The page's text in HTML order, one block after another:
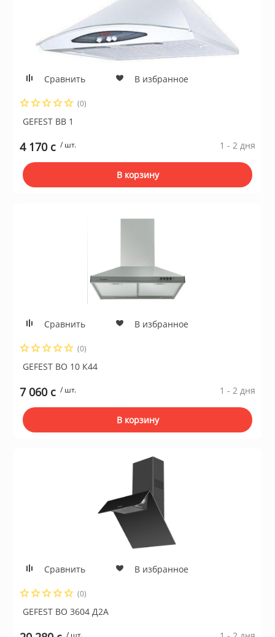
Сравнить В избранное
(0)
GEFEST ВВ 1
4 170 c / шт. 1 - 2 дня
В корзину
Сравнить В избранное
(0)
GEFEST ВО 10 К44
7 060 c / шт. 1 - 2 дня
В корзину
Сравнить В избранное
(0)
GEFEST ВО 3604 Д2А
/ шт.